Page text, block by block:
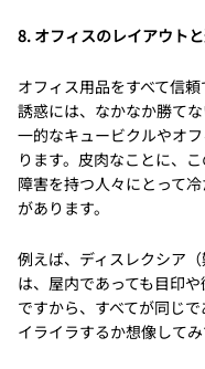
8. オフィスのレイアウト
オフィス用品をすべて信
誘惑には、なかなか勝て
一的なキュービクルやオ
ります。皮肉なことに、
障害を持つ人々にとって
があります。
例えば、ディスレクシア
は、屋内であっても目印
ですから、すべてが同じ
イライラするか想像してみ